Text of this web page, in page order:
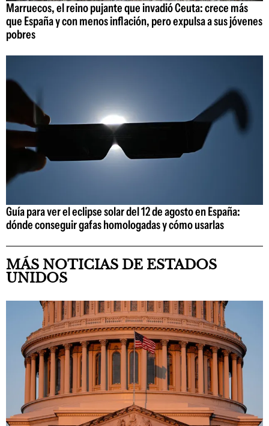
Marruecos, el reino pujante que invadió Ceuta: crece más
que España y con menos inflación, pero expulsa a sus jóvenes
pobres
Guía para ver el eclipse solar del 12 de agosto en España:
dónde conseguir gafas homologadas y cómo usarlas
MÁS NOTICIAS DE ESTADOS
UNIDOS